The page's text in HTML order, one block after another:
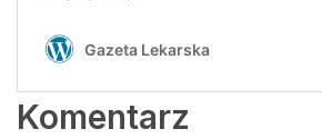
Komentarz